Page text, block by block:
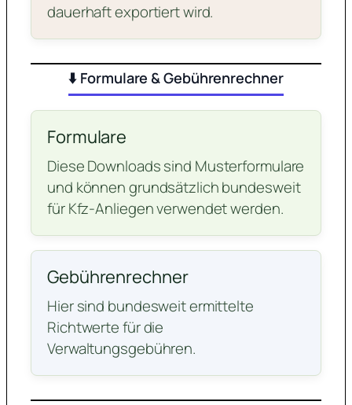
dauerhaft exportiert wird.
⬇️ Formulare & Gebührenrechner
Formulare
Diese Downloads sind Musterformulare
und können grundsätzlich bundesweit
für Kfz-Anliegen verwendet werden.
Gebührenrechner
Hier sind bundesweit ermittelte
Richtwerte für die
Verwaltungsgebühren.